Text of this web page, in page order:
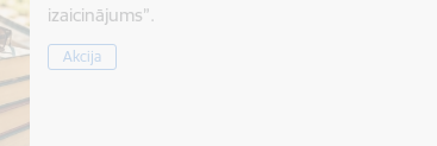
izaicinājums”.
Akcija